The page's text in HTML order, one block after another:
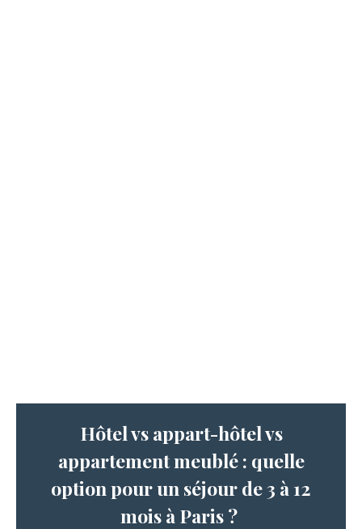
Hôtel vs appart-hôtel vs
appartement meublé : quelle
option pour un séjour de 3 à 12
mois à Paris ?